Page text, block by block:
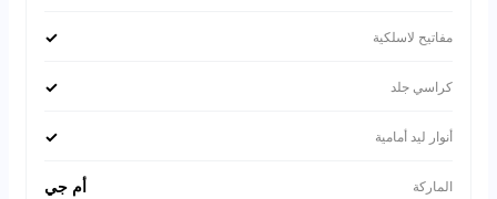
مفاتيح لاسلكية ✓
كراسي جلد ✓
أنوار ليد أمامية ✓
الماركة أم جي